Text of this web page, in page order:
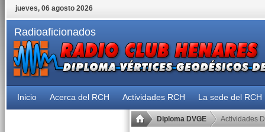
jueves, 06 agosto 2026
Radioaficionados
Inicio Acerca del RCH Actividades RCH La sede del RCH
Diploma DVGE Actividades